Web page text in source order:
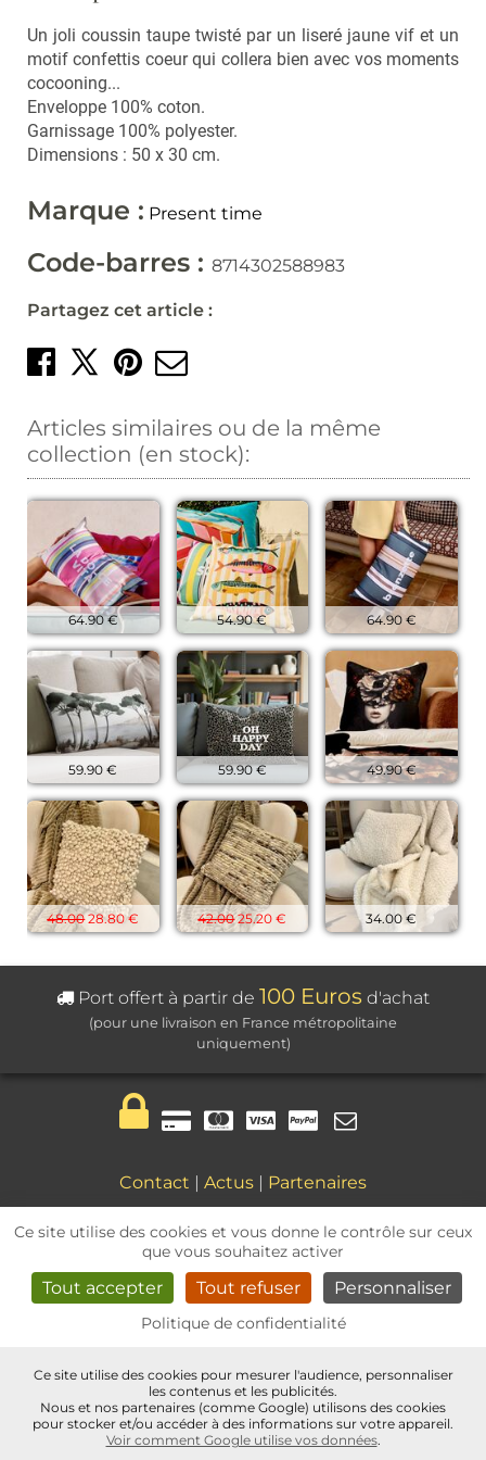
Ce site utilise des cookies et vous donne le contrôle sur ceux
que vous souhaitez activer
Tout accepter Tout refuser Personnaliser
Politique de confidentialité
Ce site utilise des cookies pour mesurer l'audience, personnaliser
les contenus et les publicités.
Nous et nos partenaires (comme Google) utilisons des cookies
pour stocker et/ou accéder à des informations sur votre appareil.
Voir comment Google utilise vos données.
chapeaux et bonnets
Lunettes
Lunettes de Soleil
Lunettes de Lecture
Bouquets parfumés et
concentrés
Nouveautés
Nos pépites
Carte cadeau
Un joli coussin taupe twisté par un liseré jaune vif et un
motif confettis coeur qui collera bien avec vos moments
cocooning...
Enveloppe 100% coton.
Garnissage 100% polyester.
Dimensions : 50 x 30 cm.
Marque : Present time
Code-barres : 8714302588983
Partagez cet article :
Partager sur Facebook
Partager sur X
Créer un épingle sur
Envoyer par mail
Articles similaires ou de la même
collection (en stock):
64.90 € 54.90 € 64.90 €
59.90 € 59.90 € 49.90 €
48.0028.80 € 42.0025.20 € 34.00 €
Port offert à partir de 100 Euros d'achat
(pour une livraison en France métropolitaine
uniquement)
Contact Actus Partenaires
Mentions légales|CGV
Paramètres des Cookies PinterestInstagram